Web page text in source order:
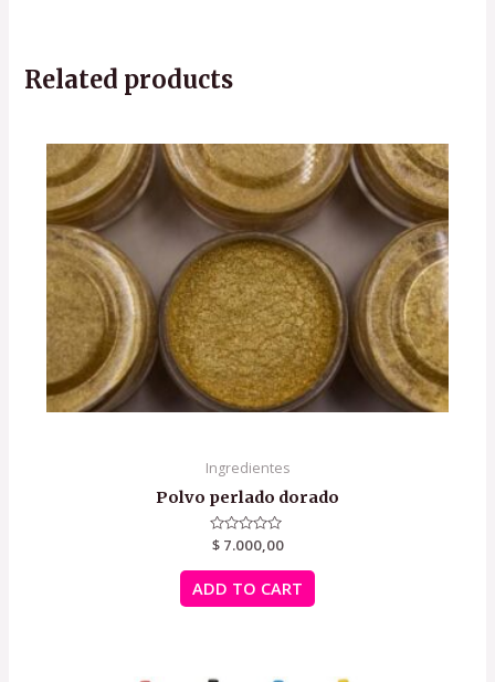
Related products
Ingredientes
Polvo perlado dorado
Rated
out
of
5
$7.000,00
ADD TO CART